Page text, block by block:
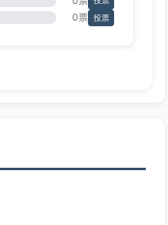
0票 投票